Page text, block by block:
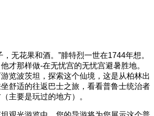
，无花果和酒。”腓特烈一世在1744年想。
才那样做-在无忧宫的无忧宫避暑胜地。
览波茨坦，探索这个仙境，这是从柏林出
舒适的往返巴士之旅，看看普鲁士统治者
主要是玩过的地方）。